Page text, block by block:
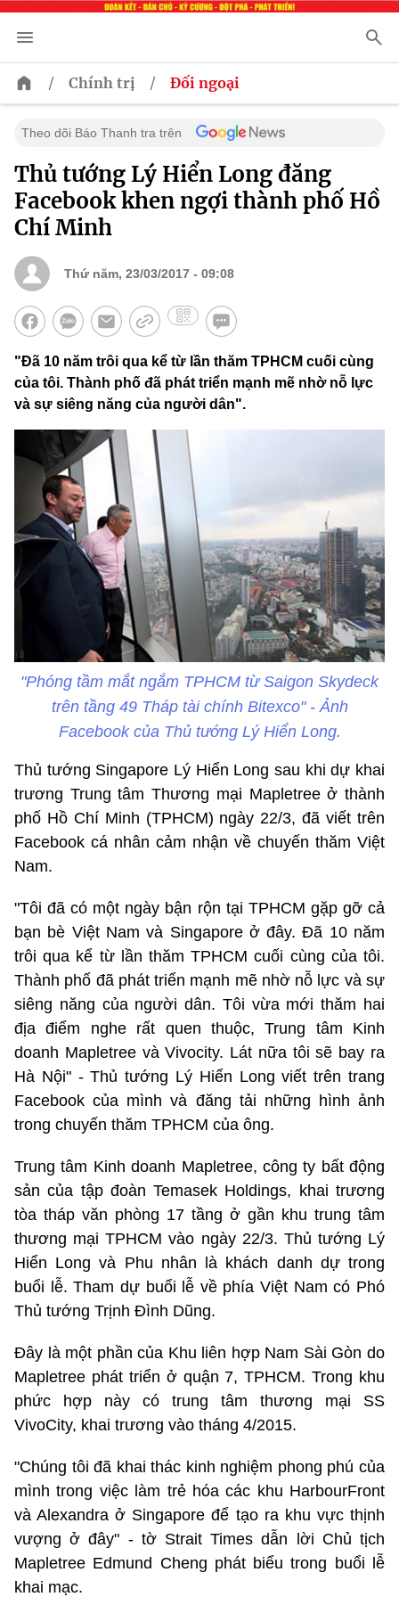
/ Chính trị / Đối ngoại
Theo dõi Báo Thanh tra trên
Thủ tướng Lý Hiển Long đăng
Facebook khen ngợi thành phố Hồ
Chí Minh
Thứ năm, 23/03/2017 - 09:08
"Đã 10 năm trôi qua kể từ lần thăm TPHCM cuối cùng
của tôi. Thành phố đã phát triển mạnh mẽ nhờ nỗ lực
và sự siêng năng của người dân".
"Phóng tầm mắt ngắm TPHCM từ Saigon Skydeck
trên tầng 49 Tháp tài chính Bitexco" - Ảnh
Facebook của Thủ tướng Lý Hiển Long.
Thủ tướng Singapore Lý Hiển Long sau khi dự khai
trương Trung tâm Thương mại Mapletree ở thành
phố Hồ Chí Minh (TPHCM) ngày 22/3, đã viết trên
Facebook cá nhân cảm nhận về chuyến thăm Việt
Nam.
"Tôi đã có một ngày bận rộn tại TPHCM gặp gỡ cả
bạn bè Việt Nam và Singapore ở đây. Đã 10 năm
trôi qua kể từ lần thăm TPHCM cuối cùng của tôi.
Thành phố đã phát triển mạnh mẽ nhờ nỗ lực và sự
siêng năng của người dân. Tôi vừa mới thăm hai
địa điểm nghe rất quen thuộc, Trung tâm Kinh
doanh Mapletree và Vivocity. Lát nữa tôi sẽ bay ra
Hà Nội" - Thủ tướng Lý Hiển Long viết trên trang
Facebook của mình và đăng tải những hình ảnh
trong chuyến thăm TPHCM của ông.
Trung tâm Kinh doanh Mapletree, công ty bất động
sản của tập đoàn Temasek Holdings, khai trương
tòa tháp văn phòng 17 tầng ở gần khu trung tâm
thương mại TPHCM vào ngày 22/3. Thủ tướng Lý
Hiển Long và Phu nhân là khách danh dự trong
buổi lễ. Tham dự buổi lễ về phía Việt Nam có Phó
Thủ tướng Trịnh Đình Dũng.
Đây là một phần của Khu liên hợp Nam Sài Gòn do
Mapletree phát triển ở quận 7, TPHCM. Trong khu
phức hợp này có trung tâm thương mại SS
VivoCity, khai trương vào tháng 4/2015.
"Chúng tôi đã khai thác kinh nghiệm phong phú của
mình trong việc làm trẻ hóa các khu HarbourFront
và Alexandra ở Singapore để tạo ra khu vực thịnh
vượng ở đây" - tờ Strait Times dẫn lời Chủ tịch
Mapletree Edmund Cheng phát biểu trong buổi lễ
khai mạc.